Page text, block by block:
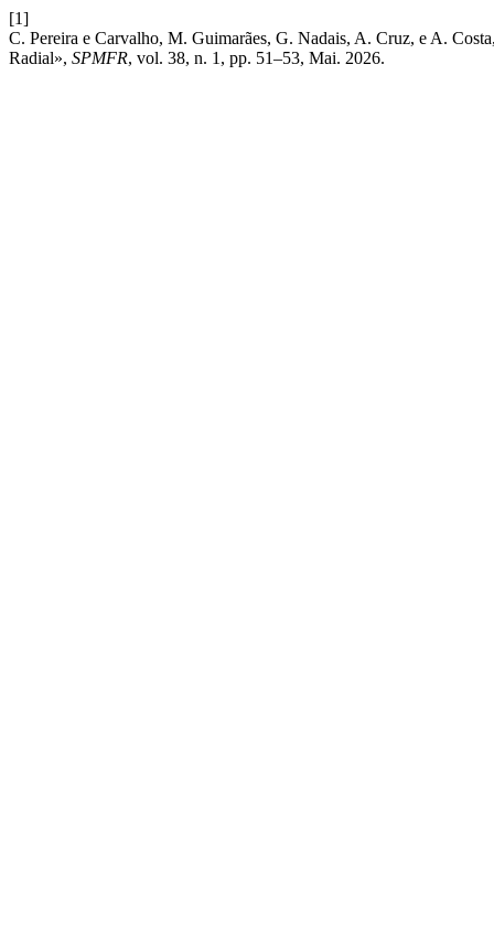
[1]
C. Pereira e Carvalho, M. Guimarães, G. Nadais, A. Cruz, e A.
Radial», SPMFR, vol. 38, n. 1, pp. 51–53, Mai. 2026.